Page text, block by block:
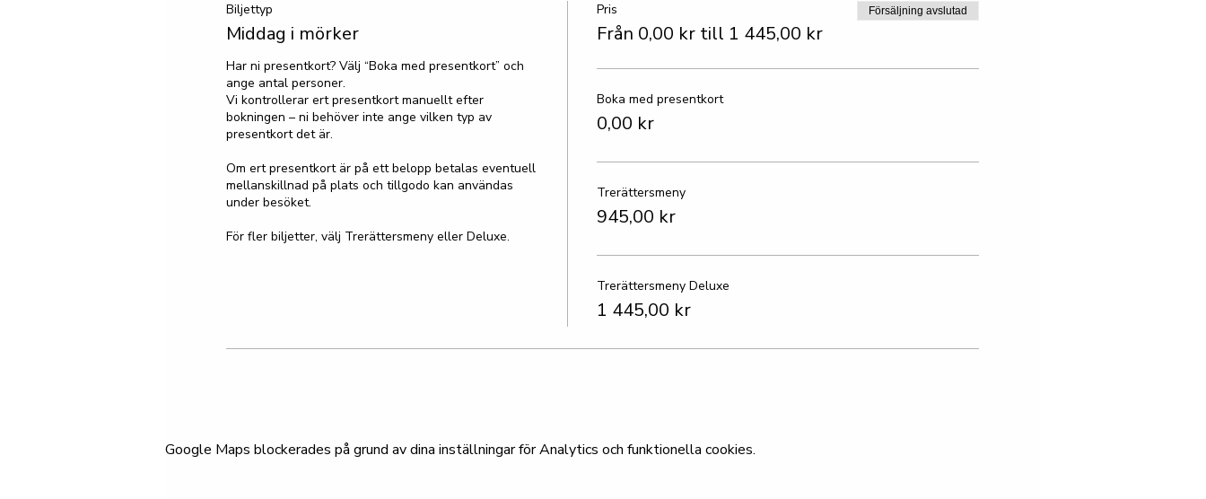
Biljettyp
Middag i mörker
Har ni presentkort? Välj “Boka med presentkort” och
ange antal personer.
Vi kontrollerar ert presentkort manuellt efter
bokningen – ni behöver inte ange vilken typ av
presentkort det är.
Om ert presentkort är på ett belopp betalas eventuell
mellanskillnad på plats och tillgodo kan användas
under besöket.
För fler biljetter, välj Trerättersmeny eller Deluxe.
Pris
Från 0,00 kr till 1 445,00 kr
Försäljning avslutad
Boka med presentkort
0,00 kr
Trerättersmeny
945,00 kr
Trerättersmeny Deluxe
1 445,00 kr
Google Maps blockerades på grund av dina inställningar för Analytics och funktionella cookies.